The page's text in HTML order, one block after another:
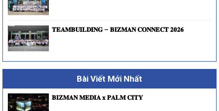
𝐓𝐄𝐀𝐌𝐁𝐔𝐈𝐋𝐃𝐈𝐍𝐆 – 𝐁𝐈𝐙𝐌𝐀𝐍 𝐂𝐎𝐍𝐍𝐄𝐂𝐓 𝟐𝟎𝟐𝟔
Bài Viết Mới Nhất
𝐁𝐈𝐙𝐌𝐀𝐍 𝐌𝐄𝐃𝐈𝐀 𝐱 𝐏𝐀𝐋𝐌 𝐂𝐈𝐓𝐘